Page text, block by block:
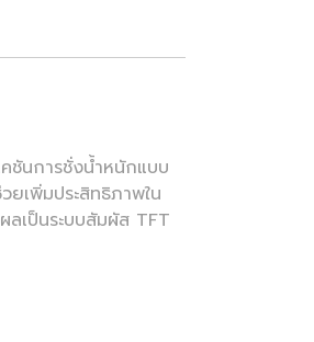
ชันการชั่งน้ำหนักแบบ
เพิ่มประสิทธิภาพใน
เป็นระบบสัมผัส TFT